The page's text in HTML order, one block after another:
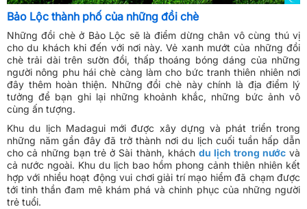
Bảo Lộc thành phố của những đồi chè
Những đồi chè ở Bảo Lộc sẽ là điểm dừng chân vô cùng thú vị
cho du khách khi đến với nơi này. Vẻ xanh mướt của những đồi
chè trải dài trên sườn đồi, thấp thoáng bóng dáng của những
người nông phu hái chè càng làm cho bức tranh thiên nhiên nơi
đây thêm hoàn thiện. Những đồi chè này chính là địa điểm lý
tưởng để bạn ghi lại những khoảnh khắc, những bức ảnh vô
cùng ấn tượng.
Khu du lịch Madagui mới được xây dựng và phát triển trong
những năm gần đây đã trở thành nơi du lịch cuối tuần hấp dẫn
cho cả những bạn trẻ ở Sài thành, khách du lịch trong nướcvà
cả nước ngoài. Khu du lịch bao hồm phong cảnh thiên nhiên kết
hợp với nhiều hoạt động vui chơi giải trí mạo hiểm đã chạm được
tới tinh thần đam mê khám phá và chinh phục của những người
trẻ tuổi.